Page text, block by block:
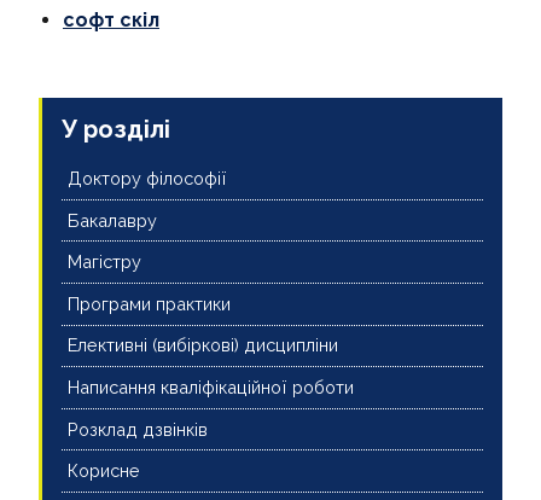
АСПІРАНТУ
НОВИНИ
ДОКУМЕНТИ ТА АРХІВИ
ДОПОМОГА АВТОРУ
INTERNATIONAL PROJECT
ВИПУСКНИКИ
софт скіл
У розділі
Доктору філософії
Бакалавру
Магістру
Програми практики
Елективні (вибіркові) дисципліни
Написання кваліфікаційної роботи
Розклад дзвінків
Корисне